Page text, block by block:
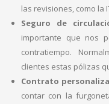
las revisiones, como la
Seguro de
importante que nos
contratiempo.
clientes estas pólizas
Contrato
contar con la